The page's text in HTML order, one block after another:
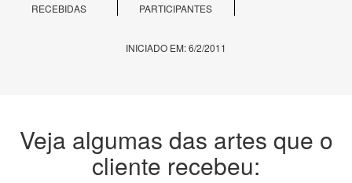
RECEBIDAS
PARTICIPANTES
INICIADO EM: 6/2/2011
Veja algumas das artes que o
cliente recebeu: